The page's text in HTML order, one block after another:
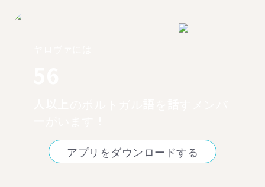
アプリをダウンロードする